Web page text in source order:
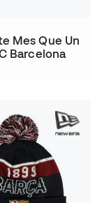
Mes Que Un
Barcelona